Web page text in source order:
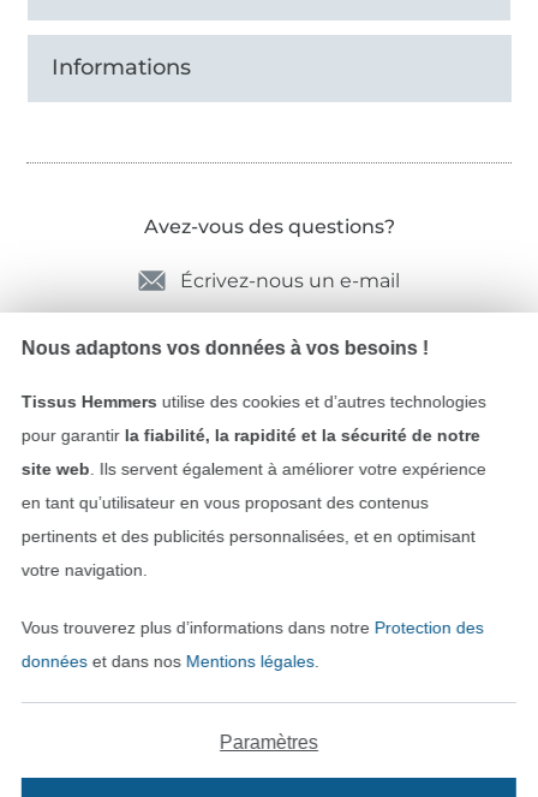
Informations
Avez-vous des questions?
Écrivez-nous un e-mail
Sécurité garantie
Payer avec
Nous adaptons vos données à vos besoins !
Tissus Hemmers utilise des cookies et d’autres technologies
pour garantir la fiabilité, la rapidité et la sécurité de notre
site web . Ils servent également à améliorer votre expérience
en tant qu’utilisateur en vous proposant des contenus
pertinents et des publicités personnalisées, et en optimisant
votre navigation.
Vous trouverez plus d’informations dans notre Protection des
donnéeset dans nos Mentions légales.
Paramètres